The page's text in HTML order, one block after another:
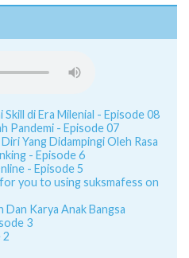
di Era Milenial - Episode 08
Pandemi - Episode 07
Yang Didampingi Oleh Rasa
- Episode 6
- Episode 5
you to using suksmafess on
Karya Anak Bangsa
3
2